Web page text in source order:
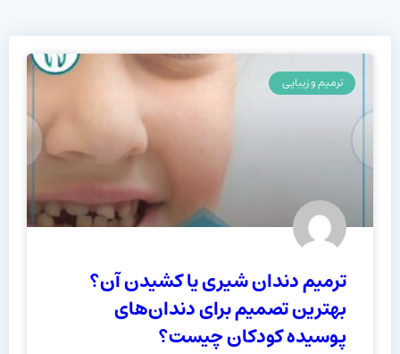
ترمیم و زیبایی
ترمیم دندان شیری یا کشیدن آن؟
بهترین تصمیم برای دندان‌های
پوسیده کودکان چیست؟